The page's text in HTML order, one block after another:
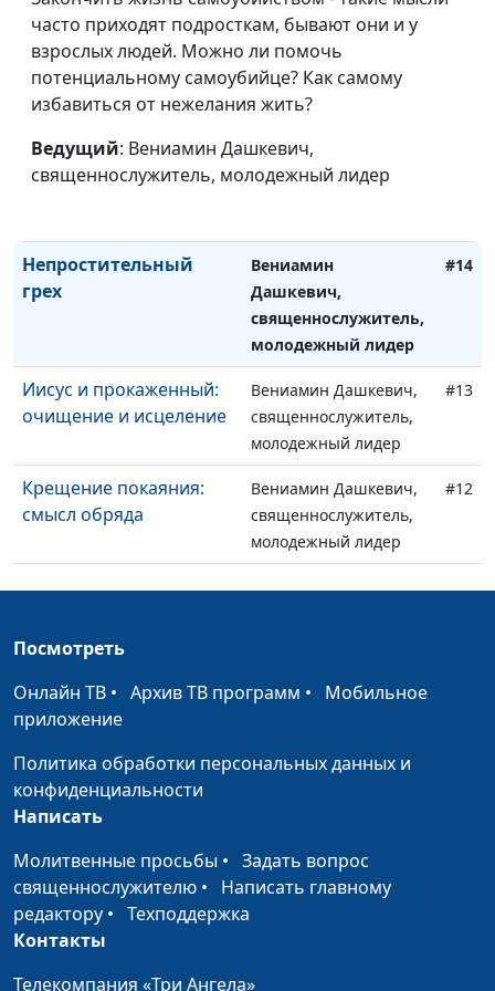
часто приходят подросткам, бывают они и у
взрослых людей. Можно ли помочь
потенциальному самоубийце? Как самому
избавиться от нежелания жить?
Ведущий: Вениамин Дашкевич,
священнослужитель, молодежный лидер
молодежный лидер
Иов: причины
страданий
Вениамин Дашкевич,
священнослужитель,
Многоженство: норма
ли это?
Вениамин Дашкевич,
священнослужитель,
Непростительный
грех
Вениамин
Дашкевич,
священнослужитель,
молодежный лидер
#14
Иисус и прокаженный:
очищение и исцеление
Вениамин Дашкевич,
священнослужитель,
молодежный лидер
#13
Крещение покаяния:
смысл обряда
Вениамин Дашкевич,
священнослужитель,
молодежный лидер
#12
Одобряет ли Бог
Вениамин Дашкевич,
#11
Кто в доме хозяин?
Вениамин Дашкевич,
Совместимы ли страх и
любовь?
Для Бога все равны
Вениамин Дашкевич,
Кто такие бесы? Вениамин Дашкевич,
Посмотреть
Онлайн ТВ • Архив ТВ программ • Мобильное
приложение
Политика обработки персональных данных и
конфиденциальности
Написать
Молитвенные просьбы • Задать вопрос
священнослужителю • Написать главному
редактору • Техподдержка
Контакты
Телекомпания «Три Ангела»